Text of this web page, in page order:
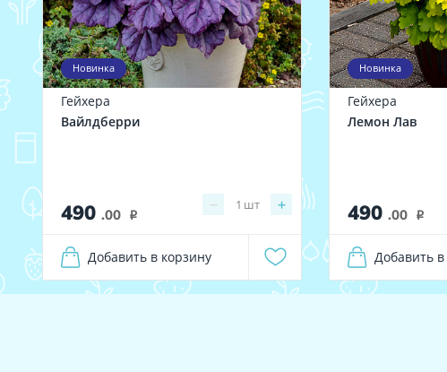
Новинка
Гейхера
Вайлдберри
490 .00 i
− +
1 шт
Добавить в корзину
Новинка
Гейхера
Лемон Лав
490 .00 i
Добавить